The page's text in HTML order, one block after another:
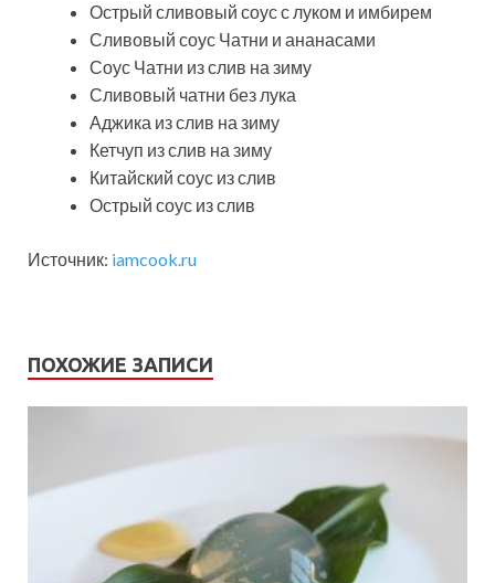
Острый сливовый соус с луком и имбирем
Сливовый соус Чатни и ананасами
Соус Чатни из слив на зиму
Сливовый чатни без лука
Аджика из слив на зиму
Кетчуп из слив на зиму
Китайский соус из слив
Острый соус из слив
Источник: iamcook.ru
ПОХОЖИЕ ЗАПИСИ